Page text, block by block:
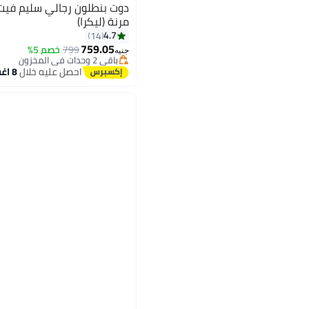
4
مرنة (ليكرا)
4.7
14
جنيه759.05
799 خصم 5%
أقل سعر في 7 يوم
توصيل مجاني
باقي 2 وحدات في المخزون
تم بيع +20 مؤخرًا
أقل سعر في 7 يوماحصل عليه خلال8 اغسطس